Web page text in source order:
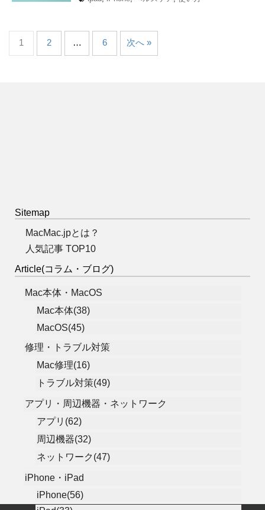
1 2 … 6 次へ »
Sitemap
MacMac.jpとは？
人気記事 TOP10
Article(コラム・ブログ)
Mac本体・MacOS
Mac本体(38)
MacOS(45)
修理・トラブル対策
Mac修理(16)
トラブル対策(49)
アプリ・周辺機器・ネットワーク
アプリ(62)
周辺機器(32)
ネットワーク(47)
iPhone・iPad
iPhone(56)